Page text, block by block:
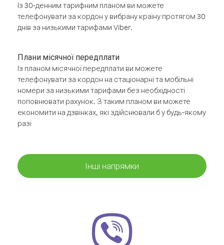
Із 30-денним тарифним планом ви можете
телефонувати за кордон у вибрану країну протягом 30
днів за низькими тарифами Viber.
Плани місячної передплати
Із планом місячної передплати ви можете
телефонувати за кордон на стаціонарні та мобільні
номери за низькими тарифами без необхідності
поповнювати рахунок. З таким планом ви можете
економити на дзвінках, які здійснювали б у будь-якому
разі
Інші напрямки